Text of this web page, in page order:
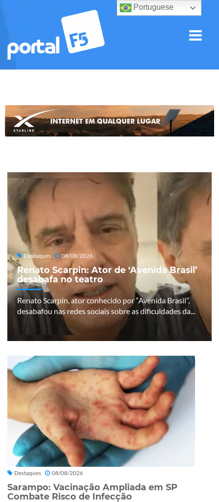
Destaques 08/08/2026
Renato Scarpin: Ator de ‘Avenida Brasil’
desabafa no teatro
Renato Scarpin, ator conhecido por “Avenida Brasil”,
desabafou nas redes sociais sobre as dificuldades da...
Destaques 08/08/2026
Sarampo: Vacinação Ampliada em SP
Combate Risco de Infecção
Portuguese